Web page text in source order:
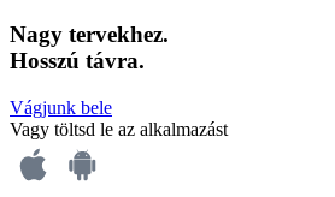
Nagy tervekhez.
Hosszú távra.
Vágjunk bele
Vagy töltsd le az alkalmazást